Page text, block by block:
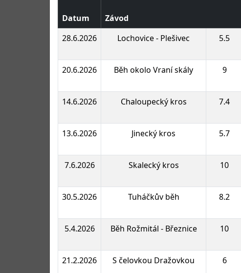
Datum Závod
28.6.2026
Lochovice - Plešivec 5.5
20.6.2026
Běh okolo Vraní skály 9
14.6.2026
Chaloupecký kros 7.4
13.6.2026
Jinecký kros 5.7
7.6.2026
Skalecký kros 10
30.5.2026
Tuháčkův běh 8.2
5.4.2026
Běh Rožmitál - Březnice 10
21.2.2026
S čelovkou Dražovkou 6